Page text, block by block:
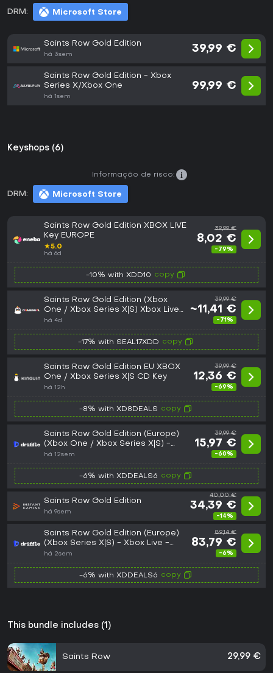
DRM: Microsoft Store
Saints Row Gold Edition
há 3sem
39,99 €
Saints Row Gold Edition - Xbox
Series X/Xbox One
há 1sem
99,99 €
Keyshops (6)
DRM: Microsoft Store
Informação de risco:
Saints Row Gold Edition XBOX LIVE
Key EUROPE
★5.0
há 6d
39,99 €
8,02 €
-79%
-10% with XDD10 copy
Saints Row Gold Edition (Xbox
One / Xbox Series X|S) Xbox Live
Key - EU
há 4d
39,99 €
~11,41 €
-71%
-17% with SEAL17XDD copy
Saints Row Gold Edition EU XBOX
One / Xbox Series X|S CD Key
há 12h
39,99 €
12,36 €
-69%
-8% with XD8DEALS copy
Saints Row Gold Edition (Europe)
(Xbox One / Xbox Series X|S) -
Xbox Live - Digital Key
há 12sem
39,99 €
15,97 €
-60%
-6% with XDDEALS6 copy
Saints Row Gold Edition
há 9sem
40,00 €
34,39 €
-14%
Saints Row Gold Edition (Europe)
(Xbox Series X|S) - Xbox Live -
Digital Key
há 2sem
89,14 €
83,79 €
-6%
-6% with XDDEALS6 copy
This bundle includes (1)
Saints Row 29,99 €